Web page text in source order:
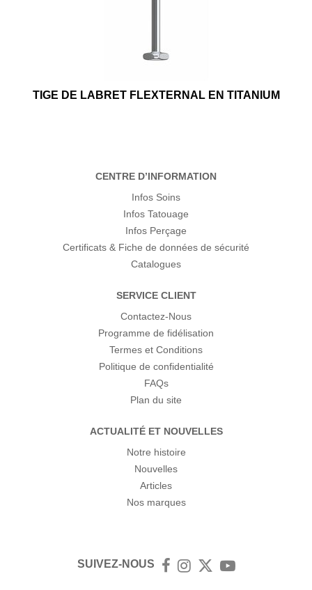
TIGE DE LABRET FLEXTERNAL EN TITANIUM
CENTRE D’INFORMATION
Infos Soins
Infos Tatouage
Infos Perçage
Certificats & Fiche de données de sécurité
Catalogues
SERVICE CLIENT
Contactez-Nous
Programme de fidélisation
Termes et Conditions
Politique de confidentialité
FAQs
Plan du site
ACTUALITÉ ET NOUVELLES
Notre histoire
Nouvelles
Articles
Nos marques
SUIVEZ-NOUS FacebookInstagram
TwitterYouTube